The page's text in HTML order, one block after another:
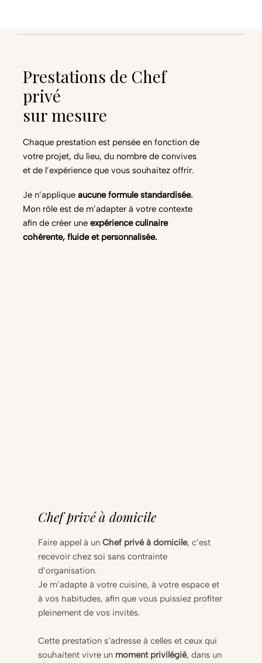
Prestations de Chef
privé
sur mesure
Chaque prestation est pensée en fonction de
votre projet, du lieu, du nombre de convives
et de l’expérience que vous souhaitez offrir.
Je n’applique aucune formule standardisée.
Mon rôle est de m’adapter à votre contexte
afin de créer une expérience culinaire
cohérente, fluide et personnalisée.
Chef privé à domicile
Faire appel à un Chef privé à domicile, c’est
recevoir chez soi sans contrainte
d’organisation.
Je m’adapte à votre cuisine, à votre espace et
à vos habitudes, afin que vous puissiez profiter
pleinement de vos invités.
Cette prestation s’adresse à celles et ceux qui
souhaitent vivre un moment privilégié, dans un